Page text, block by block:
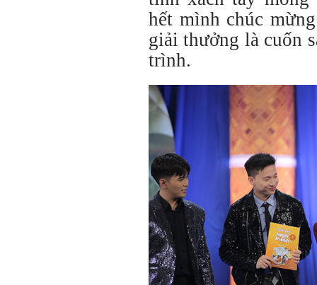
hết mình chúc
giải thưởng là cuốn
trình.